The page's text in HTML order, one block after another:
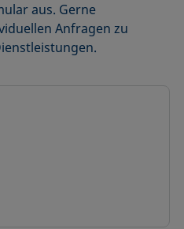
aus. Gerne
Anfragen zu